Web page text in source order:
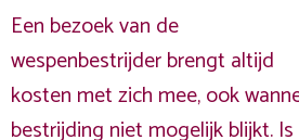
Een bezoek van de
wespenbestrijder brengt altijd
kosten met zich mee, ook
bestrijding niet mogelijk blijkt.